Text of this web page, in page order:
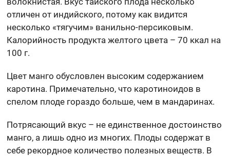
отличен от индийского, потому как видится
несколько «тягучим» ванильно-персиковым.
Калорийность продукта желтого цвета – 70 ккал на
100 г.
Цвет манго обусловлен высоким содержанием
каротина. Примечательно, что каротиноидов в
спелом плоде гораздо больше, чем в мандаринах.
Потрясающий вкус – не единственное достоинство
манго, а лишь одно из многих. Плоды содержат в
себе рекордное количество полезных веществ. В